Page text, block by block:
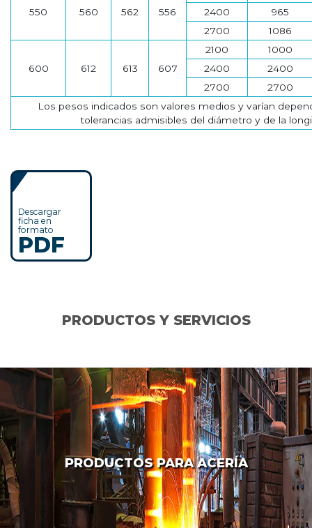
550 560 562 556
2400
965
2700
1086
600 612 613 607
2100
1000
2400
2400
2700
2700
Los pesos indicados son valores medios y varían
tolerancias admisibles del diámetro y de la
Descargar
ficha en
formato
PDF
PRODUCTOS Y SERVICIOS
PRODUCTOS PARA ACERÍA